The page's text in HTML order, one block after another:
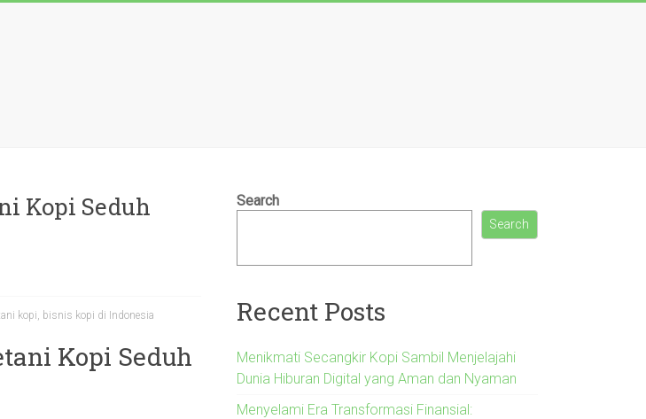
Kopi Seduh
kopi, bisnis kopi di Indonesia
Kopi Seduh
Search
Search
Recent Posts
Menikmati Secangkir Kopi Sambil Menjelajahi
Dunia Hiburan Digital yang Aman dan Nyaman
Menyelami Era Transformasi Finansial: